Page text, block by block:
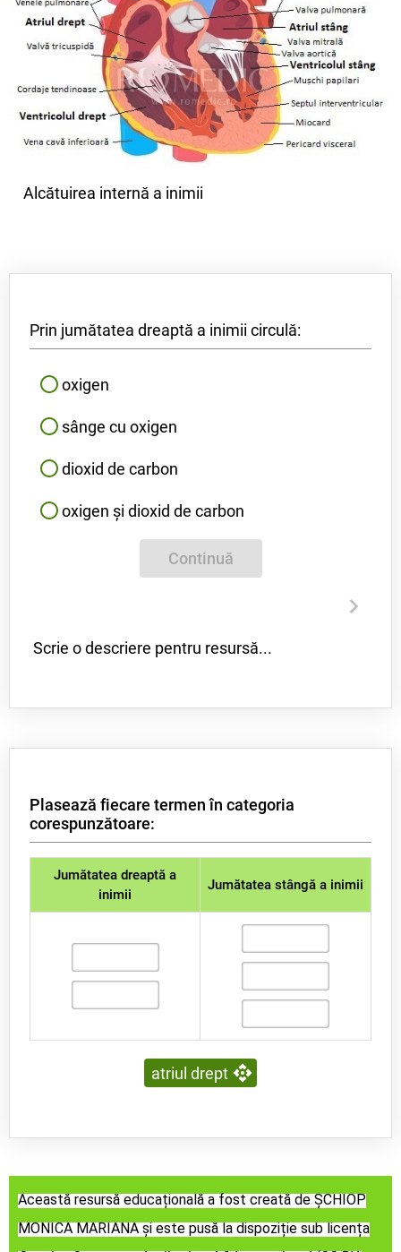
Alcătuirea internă a inimii
Prin jumătatea dreaptă a inimii circulă:
oxigen
sânge cu oxigen
dioxid de carbon
oxigen și dioxid de carbon
Continuă
Scrie o descriere pentru resursă...
Plasează fiecare termen în categoria
corespunzătoare:
Jumătatea dreaptă a
inimii
Jumătatea stângă a inimii
atriul drept
Această resursă educațională a fost creată de ȘCHIOP
MONICA MARIANA și este pusă la dispoziție sub licența